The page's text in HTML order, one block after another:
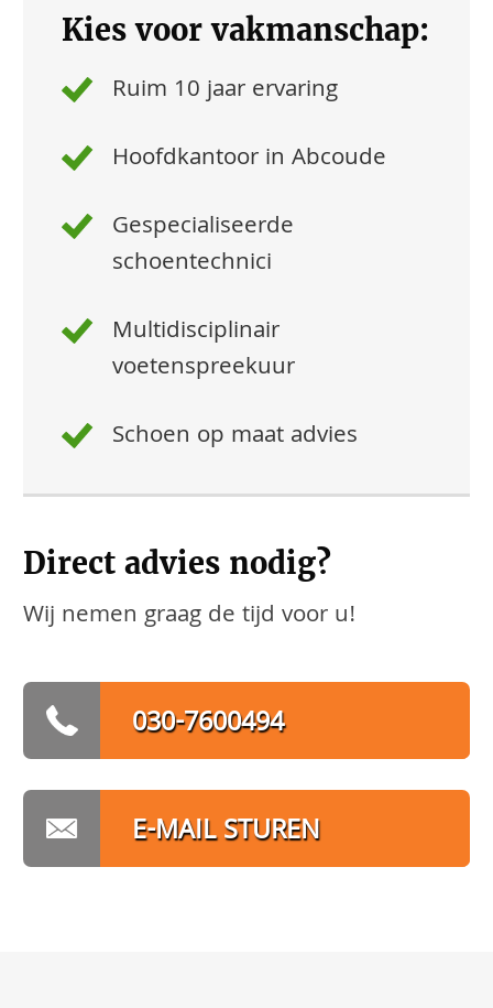
Kies voor vakmanschap:
Ruim 10 jaar ervaring
Hoofdkantoor in Abcoude
Gespecialiseerde
schoentechnici
Multidisciplinair
voetenspreekuur
Schoen op maat advies
Direct advies nodig?
Wij nemen graag de tijd voor u!
030-7600494
E-MAIL STUREN